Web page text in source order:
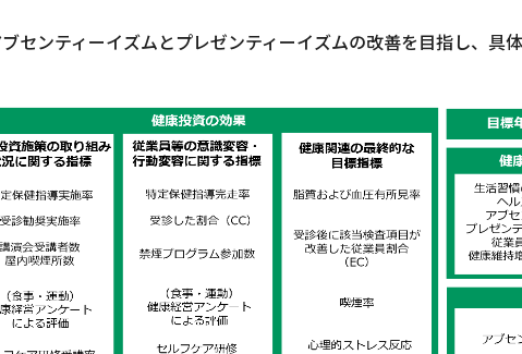
センティーイズムとプレゼンティーイズムの改善を目指し、具